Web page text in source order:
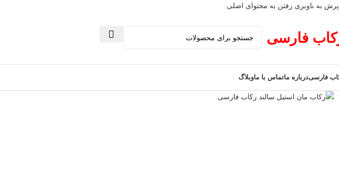
پرش به ناوبری رفتن به محتوای اصلی
فارسی
فارسیدرباره ماتماس با ماوبلاگ